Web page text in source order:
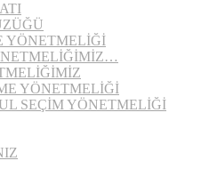
YÖNETMELİĞİ
YÖNETMELİĞİ
SEÇİM YÖNETMELİĞİ